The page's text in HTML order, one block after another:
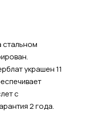
стальном
украшен 11
с
2 года.